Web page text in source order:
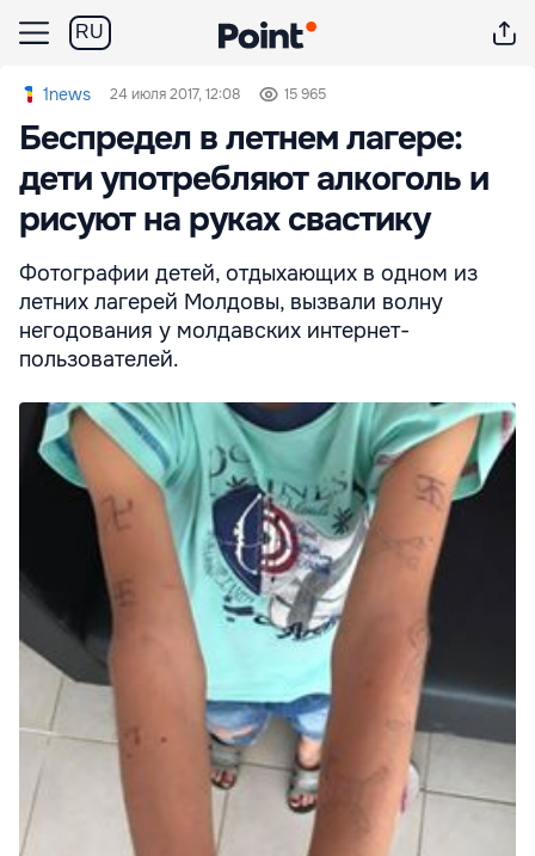
RU
1news 24 июля 2017, 12:08 15 965
Беспредел в летнем лагере:
дети употребляют алкоголь и
рисуют на руках свастику
Фотографии детей, отдыхающих в одном из
летних лагерей Молдовы, вызвали волну
негодования у молдавских интернет-
пользователей.